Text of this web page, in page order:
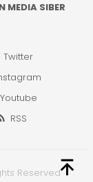
MEDIA SIBER
Twitter
Youtube
RSS
Reserved